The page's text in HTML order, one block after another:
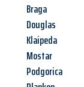
Braga
Douglas
Klaipeda
Mostar
Podgorica